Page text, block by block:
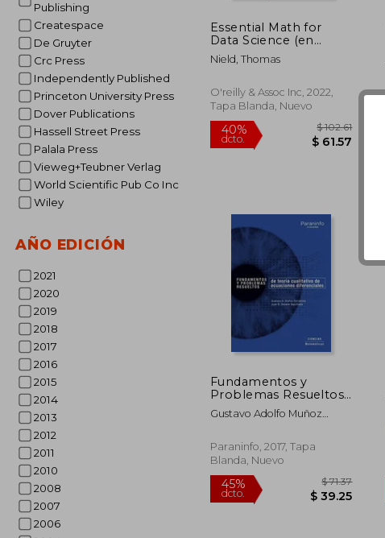
Publishing
Createspace
De Gruyter
Crc Press
Independently Published
Princeton University Press
Dover Publications
Hassell Street Press
Palala Press
Vieweg+Teubner Verlag
World Scientific Pub Co Inc
Wiley
AÑO EDICIÓN
2021
2020
2019
2018
2017
2016
2015
2014
2013
2012
2011
2010
2008
2007
2006
Essential Math for
Data Science (en
Inglés)
Nield, Thomas
O'reilly & Assoc Inc, 2022,
Tapa Blanda, Nuevo
40%
dcto.
Fundamentos y
Problemas Resueltos
de Teoría Cualitativa de
Ecuaciones
Gustavo Adolfo Muñoz
Seoane Sepúlveda
Paraninfo, 2017, Tapa
Blanda, Nuevo